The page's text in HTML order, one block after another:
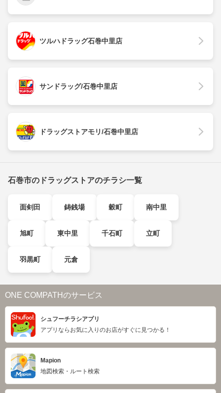
ツルハドラッグ石巻中里店
サンドラッグ/石巻中里店
ドラッグストアモリ/石巻中里店
石巻市のドラッグストアのチラシ一覧
面剣田 鋳銭場 穀町 南中里
旭町 東中里 千石町 立町
羽黒町 元倉
ONE COMPATHのサービス
シュフーチラシアプリ
アプリならお気に入りのお店がすぐに見つかる！
Mapion
地図検索・ルート検索